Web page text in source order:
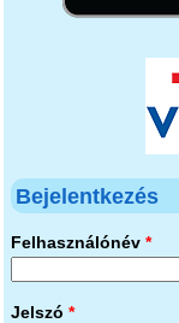
Bejelentkezés
Felhasználónév *
Jelszó *